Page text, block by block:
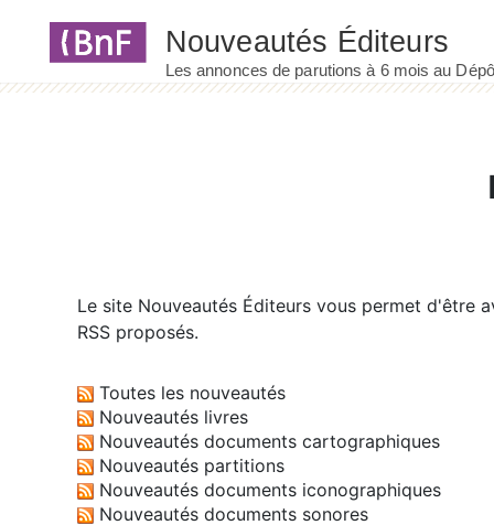
Le site Nouveautés Éditeurs vous permet d'être
RSS proposés.
Toutes les nouveautés
Nouveautés livres
Nouveautés documents cartographiques
Nouveautés partitions
Nouveautés documents iconographiques
Nouveautés documents sonores